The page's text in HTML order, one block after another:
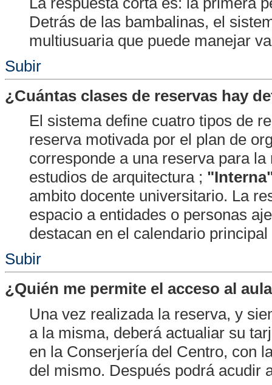
Detrás de las bambalinas, el
multiusuaria que puede manejar
Subir
¿Cuántas clases de reservas hay
El sistema define cuatro tipos de
reserva motivada por el plan de
corresponde a una reserva para
estudios de arquitectura ;
ambito docente universitario. La
espacio a entidades o personas
destacan en el calendario
Subir
¿Quién me permite el acceso al
Una vez realizada la reserva, y
a la misma, deberá actualiar su
en la Conserjería del Centro, con
del mismo. Después podrá acudir